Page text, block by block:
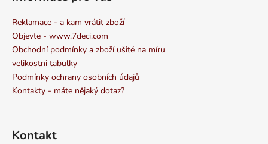
Reklamace - a kam vrátit zboží
Objevte - www.7deci.com
Obchodní podmínky a zboží ušité na míru
velikostni tabulky
Podmínky ochrany osobních údajů
Kontakty - máte nějaký dotaz?
Kontakt